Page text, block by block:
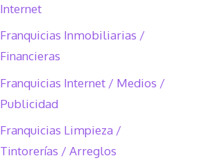
Internet
Franquicias Inmobiliarias /
Financieras
Franquicias Internet / Medios /
Publicidad
Franquicias Limpieza /
Tintorerías / Arreglos